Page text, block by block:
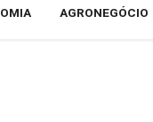
AGRONEGÓCIO